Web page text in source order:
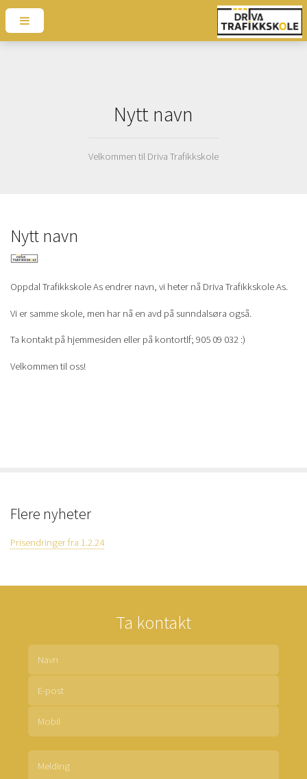
Nytt navn
Velkommen til Driva Trafikkskole
Nytt navn
Oppdal Trafikkskole As endrer navn, vi heter nå Driva Trafikkskole As.
Vi er samme skole, men har nå en avd på sunndalsøra også.
Ta kontakt på hjemmesiden eller på kontortlf; 905 09 032 :)
Velkommen til oss!
Flere nyheter
Prisendringer fra 1.2.24
Ta kontakt